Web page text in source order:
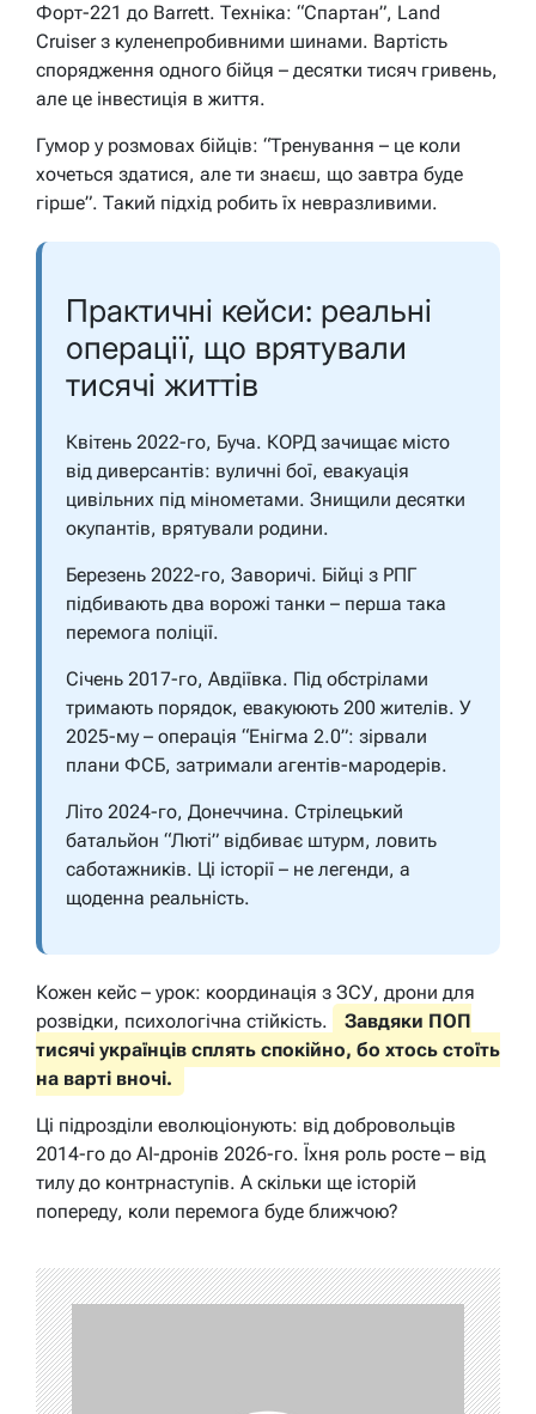
Форт-221 до Barrett. Техніка: “Спартан”, Land
Cruiser з куленепробивними шинами. Вартість
спорядження одного бійця – десятки тисяч гривень,
але це інвестиція в життя.
Гумор у розмовах бійців: “Тренування – це коли
хочеться здатися, але ти знаєш, що завтра буде
гірше”. Такий підхід робить їх невразливими.
Практичні кейси: реальні
операції, що врятували
тисячі життів
Квітень 2022-го, Буча. КОРД зачищає місто
від диверсантів: вуличні бої, евакуація
цивільних під мінометами. Знищили десятки
окупантів, врятували родини.
Березень 2022-го, Заворичі. Бійці з РПГ
підбивають два ворожі танки – перша така
перемога поліції.
Січень 2017-го, Авдіївка. Під обстрілами
тримають порядок, евакуюють 200 жителів. У
2025-му – операція “Енігма 2.0”: зірвали
плани ФСБ, затримали агентів-мародерів.
Літо 2024-го, Донеччина. Стрілецький
батальйон “Люті” відбиває штурм, ловить
саботажників. Ці історії – не легенди, а
щоденна реальність.
Кожен кейс – урок: координація з ЗСУ, дрони для
розвідки, психологічна стійкість.
Завдяки ПОП
тисячі українців сплять спокійно, бо хтось стоїть
на варті вночі.
Ці підрозділи еволюціонують: від добровольців
2014-го до AI-дронів 2026-го. Їхня роль росте – від
тилу до контрнаступів. А скільки ще історій
попереду, коли перемога буде ближчою?